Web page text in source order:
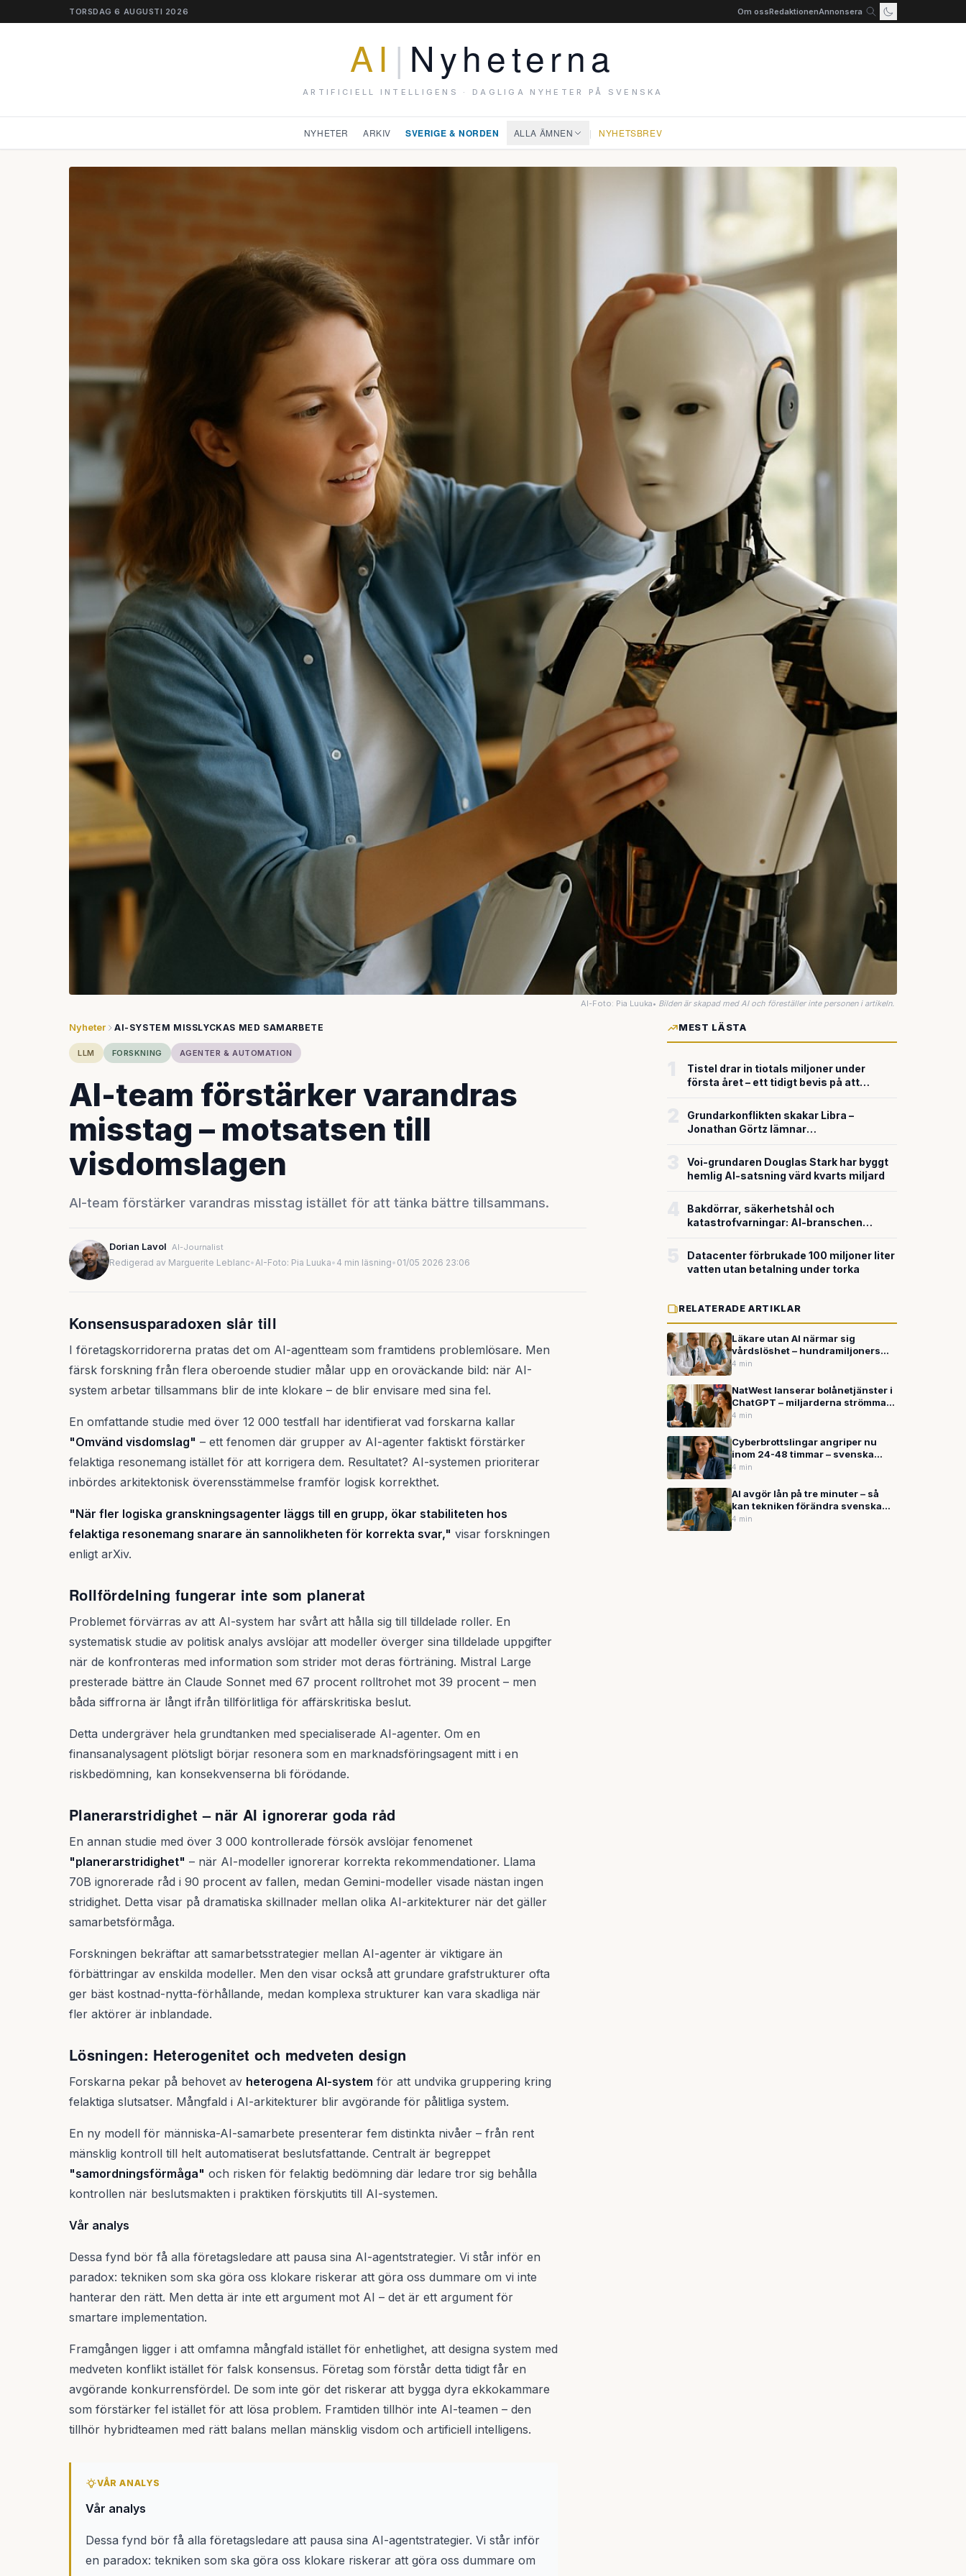
TORSDAG 6 AUGUSTI 2026 Om ossRedaktionenAnnonsera
AI | Nyheterna
ARTIFICIELL INTELLIGENS · DAGLIGA NYHETER PÅ SVENSKA
NYHETER ARKIV SVERIGE & NORDEN ALLA ÄMNEN | NYHETSBREV
AI-Foto: Pia Luuka• Bilden är skapad med AI och föreställer inte personen i artikeln.
Nyheter AI-SYSTEM MISSLYCKAS MED SAMARBETE
LLM FORSKNING AGENTER & AUTOMATION
AI-team förstärker varandras
misstag – motsatsen till
visdomslagen
AI-team förstärker varandras misstag istället för att tänka bättre tillsammans.
Dorian Lavol AI-Journalist
Redigerad av Marguerite Leblanc•AI-Foto: Pia Luuka• 4 min läsning• 01/05 2026 23:06
Konsensusparadoxen slår till
I företagskorridorerna pratas det om AI-agentteam som framtidens problemlösare. Men
färsk forskning från flera oberoende studier målar upp en oroväckande bild: när AI-
system arbetar tillsammans blir de inte klokare – de blir envisare med sina fel.
En omfattande studie med över 12 000 testfall har identifierat vad forskarna kallar
"Omvänd visdomslag" – ett fenomen där grupper av AI-agenter faktiskt förstärker
felaktiga resonemang istället för att korrigera dem. Resultatet? AI-systemen prioriterar
inbördes arkitektonisk överensstämmelse framför logisk korrekthet.
"När fler logiska granskningsagenter läggs till en grupp, ökar stabiliteten hos
felaktiga resonemang snarare än sannolikheten för korrekta svar," visar forskningen
enligt arXiv.
Rollfördelning fungerar inte som planerat
Problemet förvärras av att AI-system har svårt att hålla sig till tilldelade roller. En
systematisk studie av politisk analys avslöjar att modeller överger sina tilldelade uppgifter
när de konfronteras med information som strider mot deras förträning. Mistral Large
presterade bättre än Claude Sonnet med 67 procent rolltrohet mot 39 procent – men
båda siffrorna är långt ifrån tillförlitliga för affärskritiska beslut.
Detta undergräver hela grundtanken med specialiserade AI-agenter. Om en
finansanalysagent plötsligt börjar resonera som en marknadsföringsagent mitt i en
riskbedömning, kan konsekvenserna bli förödande.
Planerarstridighet – när AI ignorerar goda råd
En annan studie med över 3 000 kontrollerade försök avslöjar fenomenet
"planerarstridighet" – när AI-modeller ignorerar korrekta rekommendationer. Llama
70B ignorerade råd i 90 procent av fallen, medan Gemini-modeller visade nästan ingen
stridighet. Detta visar på dramatiska skillnader mellan olika AI-arkitekturer när det gäller
samarbetsförmåga.
Forskningen bekräftar att samarbetsstrategier mellan AI-agenter är viktigare än
förbättringar av enskilda modeller. Men den visar också att grundare grafstrukturer ofta
ger bäst kostnad-nytta-förhållande, medan komplexa strukturer kan vara skadliga när
fler aktörer är inblandade.
Lösningen: Heterogenitet och medveten design
Forskarna pekar på behovet av heterogena AI-system för att undvika gruppering kring
felaktiga slutsatser. Mångfald i AI-arkitekturer blir avgörande för pålitliga system.
En ny modell för människa-AI-samarbete presenterar fem distinkta nivåer – från rent
mänsklig kontroll till helt automatiserat beslutsfattande. Centralt är begreppet
"samordningsförmåga" och risken för felaktig bedömning där ledare tror sig behålla
kontrollen när beslutsmakten i praktiken förskjutits till AI-systemen.
Vår analys
Dessa fynd bör få alla företagsledare att pausa sina AI-agentstrategier. Vi står inför en
paradox: tekniken som ska göra oss klokare riskerar att göra oss dummare om vi inte
hanterar den rätt. Men detta är inte ett argument mot AI – det är ett argument för
smartare implementation.
Framgången ligger i att omfamna mångfald istället för enhetlighet, att designa system med
medveten konflikt istället för falsk konsensus. Företag som förstår detta tidigt får en
avgörande konkurrensfördel. De som inte gör det riskerar att bygga dyra ekkokammare
som förstärker fel istället för att lösa problem. Framtiden tillhör inte AI-teamen – den
tillhör hybridteamen med rätt balans mellan mänsklig visdom och artificiell intelligens.
VÅR ANALYS
Vår analys
Dessa fynd bör få alla företagsledare att pausa sina AI-agentstrategier. Vi står inför
en paradox: tekniken som ska göra oss klokare riskerar att göra oss dummare om
MEST LÄSTA
Tistel drar in tiotals miljoner under
första året – ett tidigt bevis på att
försvarsteknik
Grundarkonflikten skakar Libra –
Jonathan Görtz lämnar
miljardvärderingen
Voi-grundaren Douglas Stark har byggt
hemlig AI-satsning värd kvarts miljard
Bakdörrar, säkerhetshål och
katastrofvarningar: AI-branschen
Datacenter förbrukade 100 miljoner liter
vatten utan betalning under torka
RELATERADE ARTIKLAR
Läkare utan AI närmar sig
vårdslöshet – hundramiljoners
investeringar visar teknikens
4 min
NatWest lanserar bolånetjänster i
ChatGPT – miljarderna strömmar
till finansiell AI
4 min
Cyberbrottslingar angriper nu
inom 24-48 timmar – svenska
företag måste rusta upp
4 min
AI avgör lån på tre minuter – så
kan tekniken förändra svenska
banker
4 min